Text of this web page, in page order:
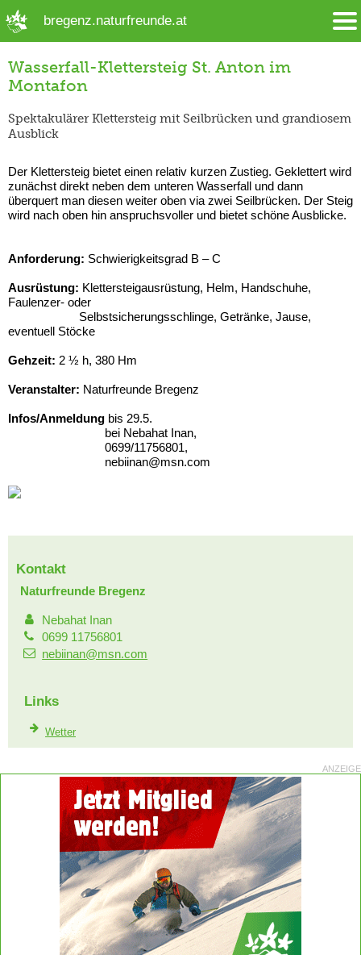
bregenz.naturfreunde.at
Wasserfall-Klettersteig St. Anton im
Montafon
Spektakulärer Klettersteig mit Seilbrücken und grandiosem
Ausblick
Der Klettersteig bietet einen relativ kurzen Zustieg. Geklettert wird
zunächst direkt neben dem unteren Wasserfall und dann
überquert man diesen weiter oben via zwei Seilbrücken. Der Steig
wird nach oben hin anspruchsvoller und bietet schöne Ausblicke.
Anforderung: Schwierigkeitsgrad B – C
Ausrüstung: Klettersteigausrüstung, Helm, Handschuhe,
Faulenzer- oder
Selbstsicherungsschlinge, Getränke, Jause,
eventuell Stöcke
Gehzeit: 2 ½ h, 380 Hm
Veranstalter: Naturfreunde Bregenz
Infos/Anmeldung bis 29.5.
bei Nebahat Inan,
0699/11756801,
nebiinan@msn.com
Kontakt
Naturfreunde Bregenz
Nebahat Inan
0699 11756801
nebiinan@msn.com
Links
Wetter
ANZEIGE